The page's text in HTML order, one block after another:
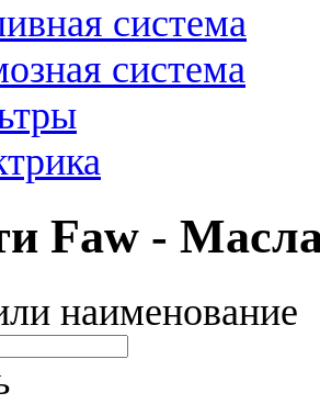
система
система
Faw -
наименование